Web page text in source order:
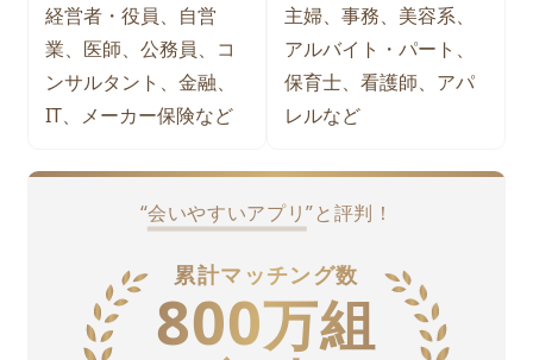
経営者・役員、自営
業、医師、公務員、コ
ンサルタント、金融、
IT、メーカー保険など
主婦、事務、美容系、
アルバイト・パート、
保育士、看護師、アパ
レルなど
“会いやすいアプリ”と評判！
累計マッチング数
800万組